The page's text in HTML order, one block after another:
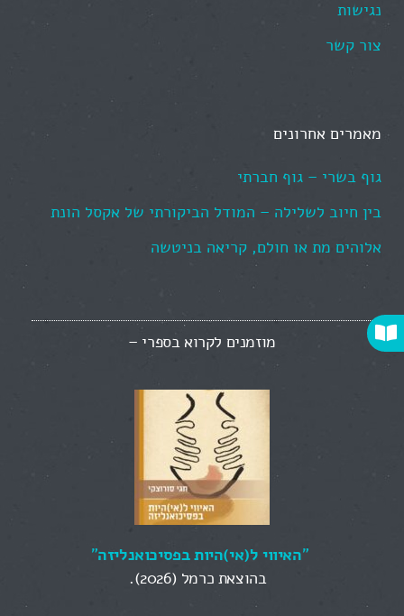
נגישות
צור קשר
מאמרים אחרונים
גוף בשרי – גוף חברתי
בין חיוב לשלילה – המודל הביקורתי של אקסל הונת
אלוהים מת או חולם, קריאה בניטשה
מוזמנים לקרוא בספרי –
"האיווי ל(אי)היות בפסיכואנליזה"
בהוצאת כרמל (2026).